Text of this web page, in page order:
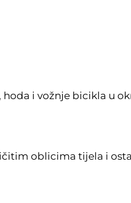
i vožnje bicikla u
oblicima tijela i